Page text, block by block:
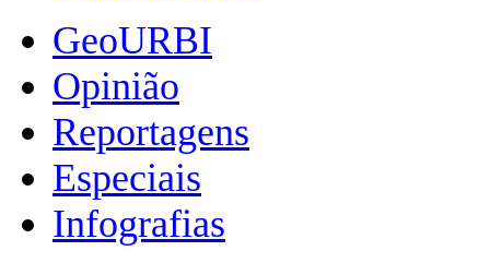
GeoURBI
Opinião
Reportagens
Especiais
Infografias